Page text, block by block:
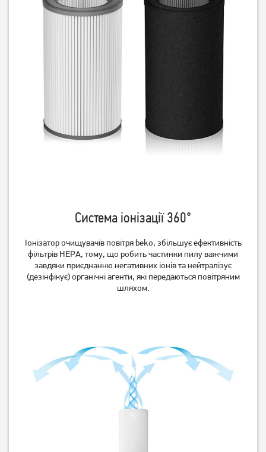
Electrolux FA31-201GY
Electrolux WA51-304WT
Немає в наявності
Очищувач повітря
Очищувач повітря
Electrolux EPO60771DG
20 389
Система іонізації 360°
Іонізатор очищувачів повітря beko, збільшує ефективність
фільтрів НЕРА, тому, що робить частинки пилу важчими
завдяки приєднанню негативних іонів та нейтралізує
(дезінфікує) органічні агенти, які передаються повітряним
шляхом.